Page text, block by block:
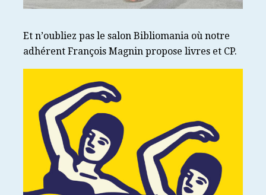
Et n’oubliez pas le salon Bibliomania où notre
adhérent François Magnin propose livres et CP.